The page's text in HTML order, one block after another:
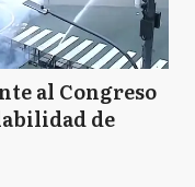
al Congreso
de